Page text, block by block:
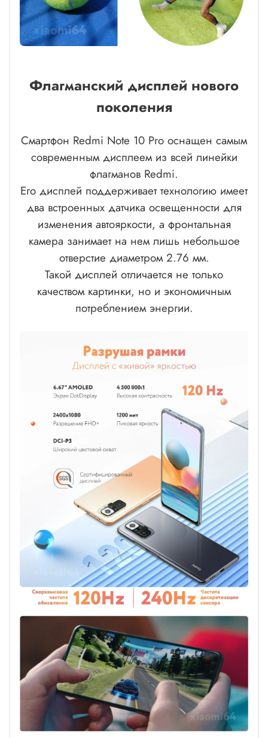
Флагманский дисплей нового
поколения
Смартфон Redmi Note 10 Pro оснащен самым
современным дисплеем из всей линейки
флагманов Redmi.
Его дисплей поддерживает технологию имеет
два встроенных датчика освещенности для
изменения автояркости, а фронтальная
камера занимает на нем лишь небольшое
отверстие диаметром 2.76 мм.
Такой дисплей отличается не только
качеством картинки, но и экономичным
потреблением энергии.